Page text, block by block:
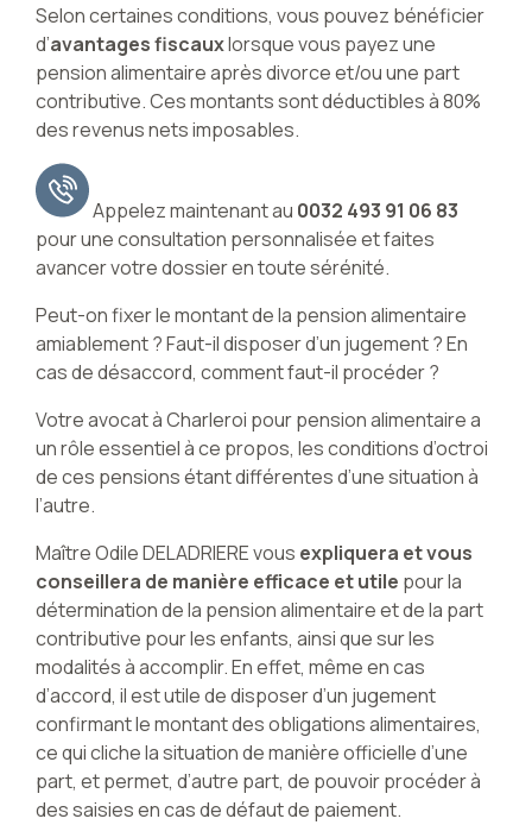
Selon certaines conditions, vous pouvez bénéficier
d’avantages fiscauxlorsque vous payez une
pension alimentaire après divorce et/ou une part
contributive. Ces montants sont déductibles à 80%
des revenus nets imposables.
Appelez maintenant au 0032 493 91 06 83
pour une consultation personnalisée et faites
avancer votre dossier en toute sérénité.
Peut-on fixer le montant de la pension alimentaire
amiablement ? Faut-il disposer d’un jugement ? En
cas de désaccord, comment faut-il procéder ?
Votre avocat à Charleroi pour pension alimentaire a
un rôle essentiel à ce propos, les conditions d’octroi
de ces pensions étant différentes d’une situation à
l’autre.
Maître Odile DELADRIERE vous expliquera et vous
conseillera de manière efficace et utile pour la
détermination de la pension alimentaire et de la part
contributive pour les enfants, ainsi que sur les
modalités à accomplir. En effet, même en cas
d’accord, il est utile de disposer d’un jugement
confirmant le montant des obligations alimentaires,
ce qui cliche la situation de manière officielle d’une
part, et permet, d’autre part, de pouvoir procéder à
des saisies en cas de défaut de paiement.